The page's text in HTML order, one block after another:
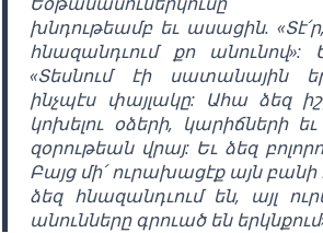
խնդութեամբ եւ ասացին.
հնազանդւում քո
«Տեսնում էի սատանային
ինչպէս փայլակը: Ահա ձեզ
կոխելու օձերի, կարիճների
զօրութեան վրայ: Եւ ձեզ
Բայց մի՛ ուրախացէք այն
ձեզ հնազանդւում են, այլ
անունները գրուած են